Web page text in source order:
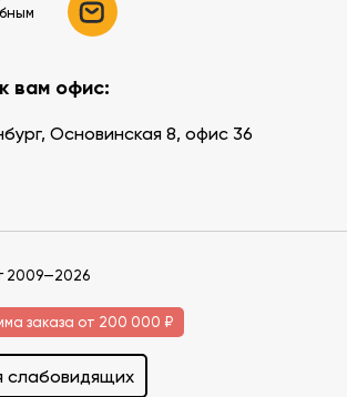
вам офис:
Основинская 8, офис 36
2009—2026
заказа от 200 000 ₽
слабовидящих